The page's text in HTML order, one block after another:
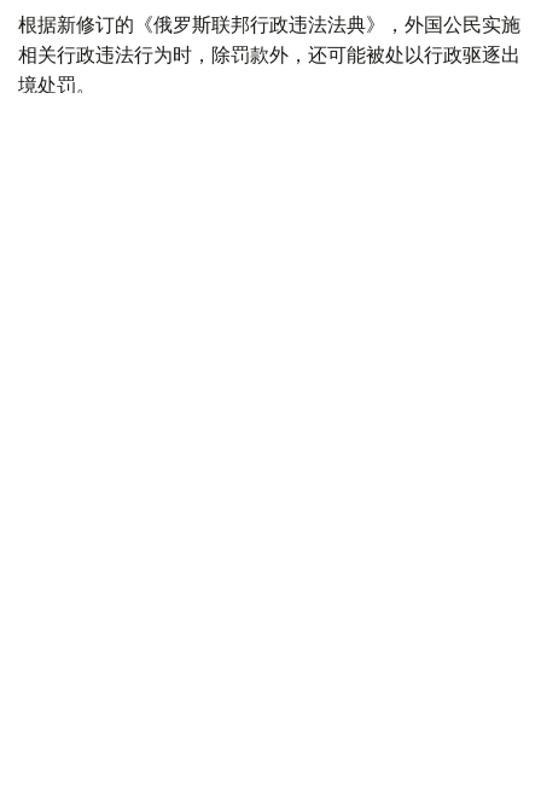
根据新修订的《俄罗斯联邦行政违法法典》，外国公民实施
相关行政违法行为时，除罚款外，还可能被处以行政驱逐出
境处罚。